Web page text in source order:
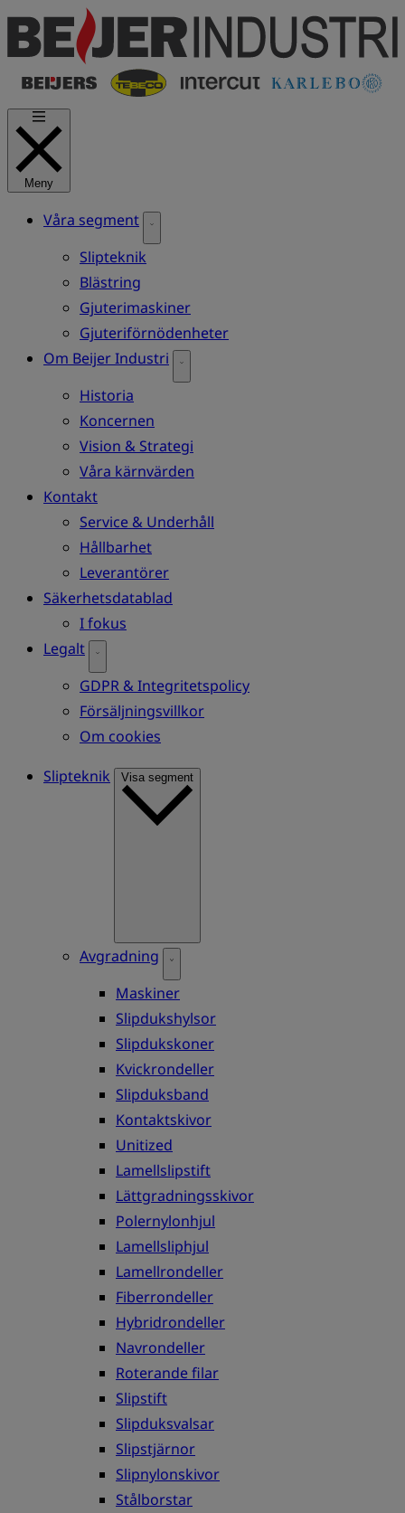
Hoppa
till
huvudinnehåll
Meny
Våra segment
Slipteknik
Blästring
Gjuterimaskiner
Gjuteriförnödenheter
Om Beijer Industri
Historia
Koncernen
Vision & Strategi
Våra kärnvärden
Kontakt
Service & Underhåll
Hållbarhet
Leverantörer
Säkerhetsdatablad
I fokus
Legalt
GDPR & Integritetspolicy
Försäljningsvillkor
Om cookies
Slipteknik
Visa segment
Avgradning
Maskiner
Slipdukshylsor
Slipdukskoner
Kvickrondeller
Slipduksband
Kontaktskivor
Unitized
Lamellslipstift
Lättgradningsskivor
Polernylonhjul
Lamellsliphjul
Lamellrondeller
Fiberrondeller
Hybridrondeller
Navrondeller
Roterande filar
Slipstift
Slipduksvalsar
Slipstjärnor
Slipnylonskivor
Stålborstar